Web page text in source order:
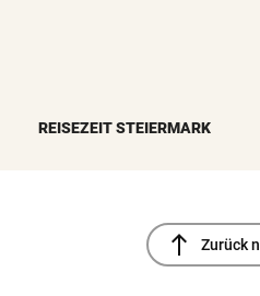
REISEZEIT STEIERMARK
north Zurück